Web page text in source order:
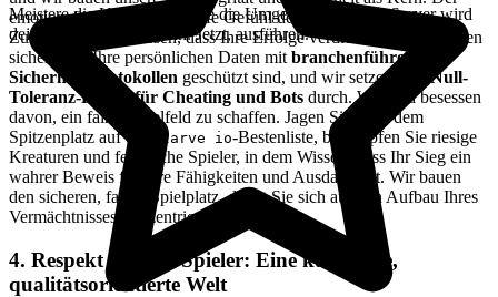
Meistere die Uhr, kontrolliere die Umgebung, und der Server wird
deine Schatzkammer sein. Jetzt, ausführen.
emotionale Vorteil ist das tiefe Gefühl der Sicherheit und die
Zufriedenheit zu wissen, dass Ihre Erfolge verdient sind. Wir stellen
sicher, dass Ihre persönlichen Daten mit branchenführenden
Sicherheitsprotokollen geschützt sind, und wir setzen eine
Null-
Toleranz-Politik für Cheating und Bots durch. Wir sind besessen
davon, ein faires Spielfeld zu schaffen. Jagen Sie nach dem
Spitzenplatz auf der
Starve io-Bestenliste, bekämpfen Sie riesige
Kreaturen und feindliche Spieler, in dem Wissen, dass Ihr Sieg ein
wahrer Beweis für Ihre Fähigkeiten und Ausdauer ist. Wir bauen
den sicheren, fairen Spielplatz, damit Sie sich auf den Aufbau Ihres
Vermächtnisses konzentrieren können.
4. Respekt für den Spieler: Eine kuratierte,
qualitätsorientierte Welt